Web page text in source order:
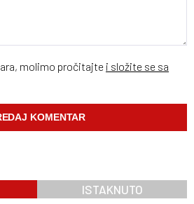
molimo pročitajte i složite se sa
ISTAKNUTO